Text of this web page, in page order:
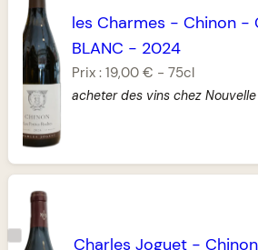
les Charmes - Chinon-
BLANC - 2024
Prix : 19,00 € - 75cl
acheter des vins chez
Charles Joguet- Chinon